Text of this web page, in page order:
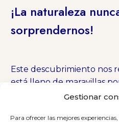
Gestionar
Para ofrecer las mejores
¡La naturaleza
sorprendernos!
Este descubrimiento nos
está lleno de maravillas
caminar por un bosque
La ciencia y la naturaleza
secretos, y quién sabe